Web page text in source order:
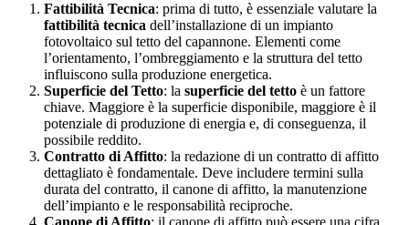
Fattibilità Tecnica: prima di tutto, è essenziale valutare la
fattibilità tecnica dell’installazione di un impianto
fotovoltaico sul tetto del capannone. Elementi come
l’orientamento, l’ombreggiamento e la struttura del tetto
influiscono sulla produzione energetica.
Superficie del Tetto: la superficie del tetto è un fattore
chiave. Maggiore è la superficie disponibile, maggiore è il
potenziale di produzione di energia e, di conseguenza, il
possibile reddito.
Contratto di Affitto: la redazione di un contratto di affitto
dettagliato è fondamentale. Deve includere termini sulla
durata del contratto, il canone di affitto, la manutenzione
dell’impianto e le responsabilità reciproche.